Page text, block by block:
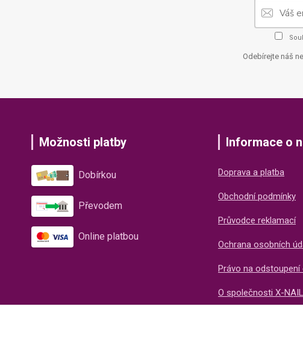
Odebírejte náš
Možnosti platby
Dobírkou
Převodem
Online platbou
Informace o
Doprava a platba
Obchodní podmínky
Průvodce reklamací
Ochrana osobních
Právo na
O společnosti X-